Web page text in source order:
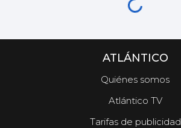
ATLÁNTICO
Quiénes somos
Atlántico TV
Tarifas de publicidad